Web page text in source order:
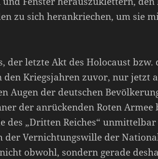
zu sich herankriechen, um sie
der letzte Akt des Holocaust bzw.
den Kriegsjahren zuvor, nur jetzt
Augen der deutschen
der anrückenden Roten
des „Dritten Reiches“
der Vernichtungswille der
obwohl, sondern gerade